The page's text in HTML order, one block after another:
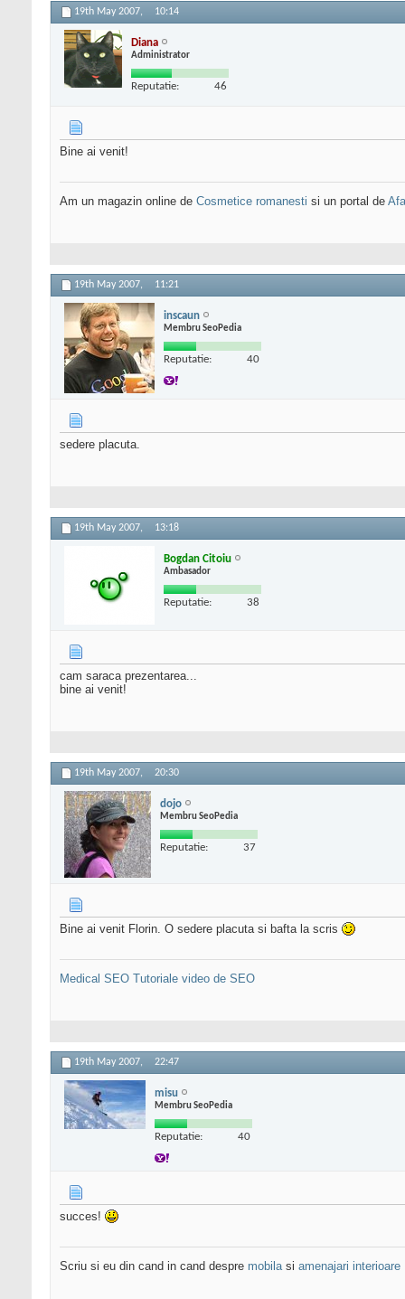
19th May 2007, 10:14
Diana
Administrator
Reputatie: 46
Bine ai venit!
Am un magazin online de Cosmetice romanesti si un portal de
19th May 2007, 11:21
inscaun
Membru SeoPedia
Reputatie: 40
sedere placuta.
19th May 2007, 13:18
Bogdan Citoiu
Ambasador
Reputatie: 38
cam saraca prezentarea...
bine ai venit!
19th May 2007, 20:30
dojo
Membru SeoPedia
Reputatie: 37
Bine ai venit Florin. O sedere placuta si bafta la scris
Medical SEO Tutoriale video de SEO
19th May 2007, 22:47
misu
Membru SeoPedia
Reputatie: 40
succes!
Scriu si eu din cand in cand despre mobilasi amenajari interioare